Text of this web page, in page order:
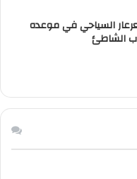
السياحي في موعده
الشاطئ